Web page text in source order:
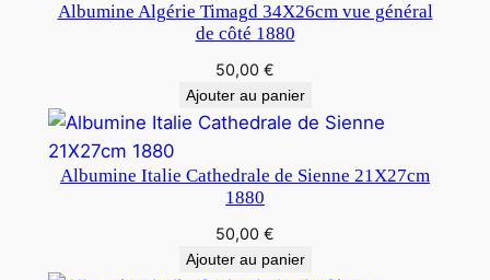
Albumine Algérie Timagd 34X26cm vue général
de côté 1880
50,00 €
Ajouter au panier
Albumine Italie Cathedrale de Sienne 21X27cm
1880
50,00 €
Ajouter au panier